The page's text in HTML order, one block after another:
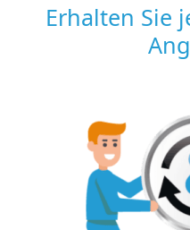
Erhalten Sie